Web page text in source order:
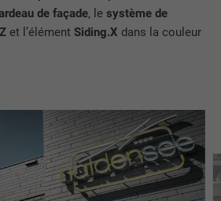
de façade, lesystème de
et l’élémentSiding.X dans la couleur